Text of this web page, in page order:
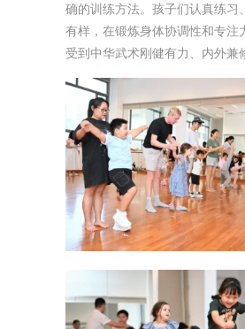
确的训练方法。孩子们认真练习
有样，在锻炼身体协调性和专注
受到中华武术刚健有力、内外兼